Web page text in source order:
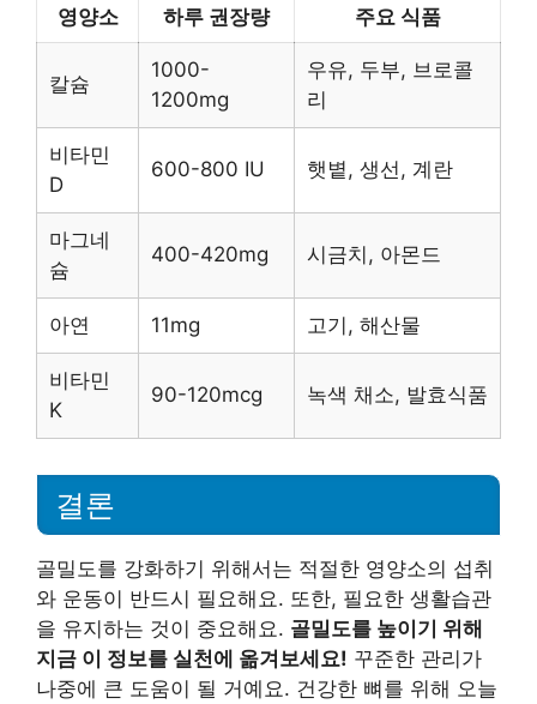
영양소 하루 권장량 주요 식품
칼슘
1000-
1200mg
우유, 두부, 브로콜
리
비타민
D
600-800 IU 햇볕, 생선, 계란
마그네
슘
400-420mg 시금치, 아몬드
아연 11mg 고기, 해산물
비타민
K
90-120mcg 녹색 채소, 발효식품
결론
골밀도를 강화하기 위해서는 적절한 영양소의 섭취
와 운동이 반드시 필요해요. 또한, 필요한 생활습관
을 유지하는 것이 중요해요. 골밀도를 높이기 위해
지금 이 정보를 실천에 옮겨보세요! 꾸준한 관리가
나중에 큰 도움이 될 거예요. 건강한 뼈를 위해 오늘